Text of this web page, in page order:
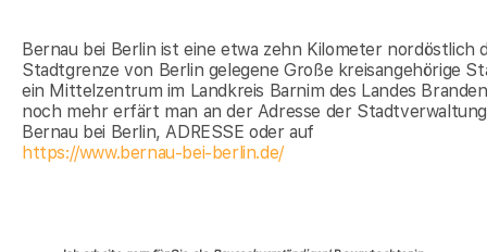
Bernau bei Berlin ist eine etwa zehn Kilometer nordöstlich
Stadtgrenze von Berlin gelegene Große kreisangehörige
ein Mittelzentrum im Landkreis Barnim des Landes
noch mehr erfärt man an der Adresse der
Bernau bei Berlin, ADRESSE oder auf
https://www.bernau-bei-berlin.de/